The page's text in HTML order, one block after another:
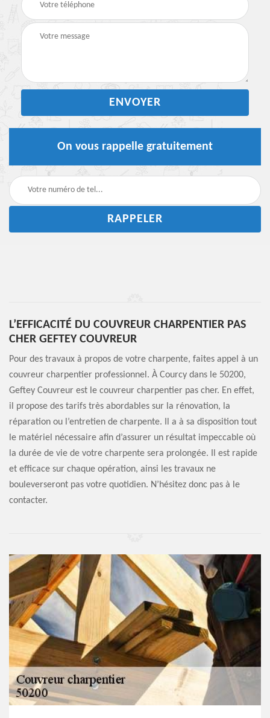
On vous rappelle gratuitement
L’EFFICACITÉ DU COUVREUR CHARPENTIER PAS
CHER GEFTEY COUVREUR
Pour des travaux à propos de votre charpente, faites appel à un
couvreur charpentier professionnel. À Courcy dans le 50200,
Geftey Couvreur est le couvreur charpentier pas cher. En effet,
il propose des tarifs très abordables sur la rénovation, la
réparation ou l’entretien de charpente. Il a à sa disposition tout
le matériel nécessaire afin d’assurer un résultat impeccable où
la durée de vie de votre charpente sera prolongée. Il est rapide
et efficace sur chaque opération, ainsi les travaux ne
bouleverseront pas votre quotidien. N’hésitez donc pas à le
contacter.